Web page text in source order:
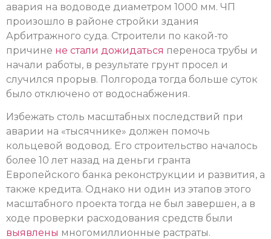
авария на водоводе диаметром 1000 мм. ЧП
произошло в районе стройки здания
Арбитражного суда. Строители по какой-то
причине не стали дожидаться переноса трубы и
начали работы, в результате грунт просел и
случился прорыв. Полгорода тогда больше суток
было отключено от водоснабжения.
Избежать столь масштабных последствий при
аварии на «тысячнике» должен помочь
кольцевой водовод. Его строительство началось
более 10 лет назад на деньги гранта
Европейского банка реконструкции и развития, а
также кредита. Однако ни один из этапов этого
масштабного проекта тогда не был завершен, а в
ходе проверки расходования средств были
выявлены многомиллионные растраты.